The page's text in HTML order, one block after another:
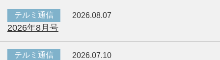
テルミ通信 2026.08.07
2026年8月号
テルミ通信 2026.07.10